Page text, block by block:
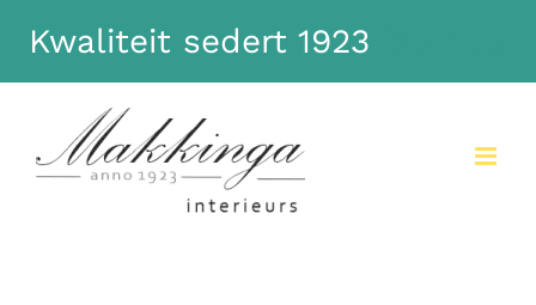
Kwaliteit sedert 1923